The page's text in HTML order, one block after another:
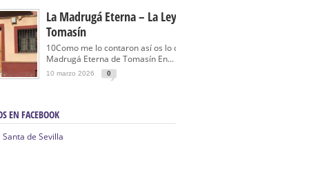
La Madrugá Eterna – La Leyenda De
Tomasín
10Como me lo contaron así os lo cuento… La
Madrugá Eterna de Tomasín En...
10 marzo 2026 0
EN FACEBOOK
de Sevilla